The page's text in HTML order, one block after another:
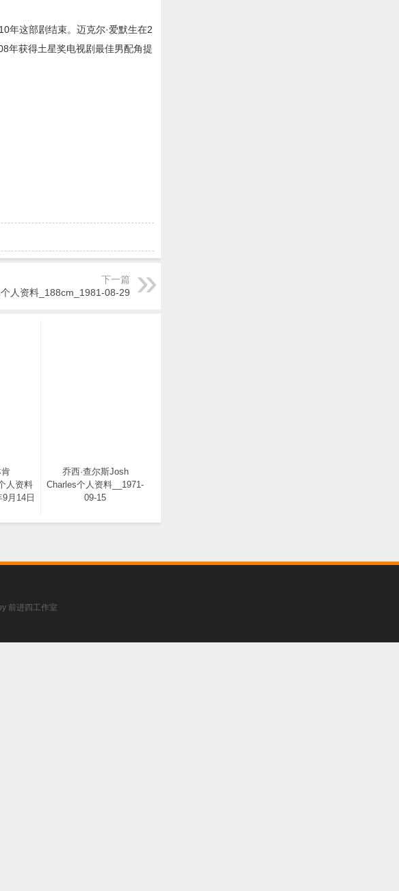
年这部剧结束。迈克尔·爱默生在2
年获得土星奖电视剧最佳男配角提
下一篇
人资料_188cm_1981-08-29
人资料
9月14日
乔西·查尔斯Josh
Charles个人资料__1971-
09-15
前进四工作室